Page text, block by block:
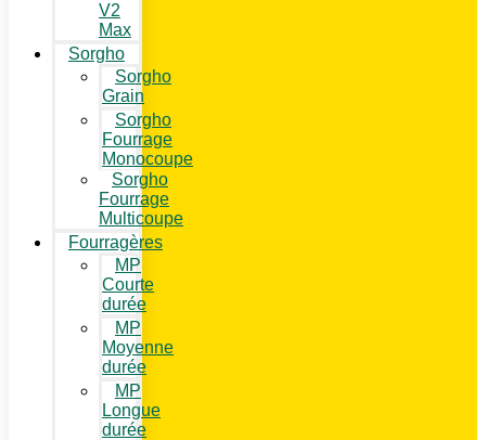
V2
Max
Sorgho
Sorgho
Grain
Sorgho
Fourrage
Monocoupe
Sorgho
Fourrage
Multicoupe
Fourragères
MP
Courte
durée
MP
Moyenne
durée
MP
Longue
durée